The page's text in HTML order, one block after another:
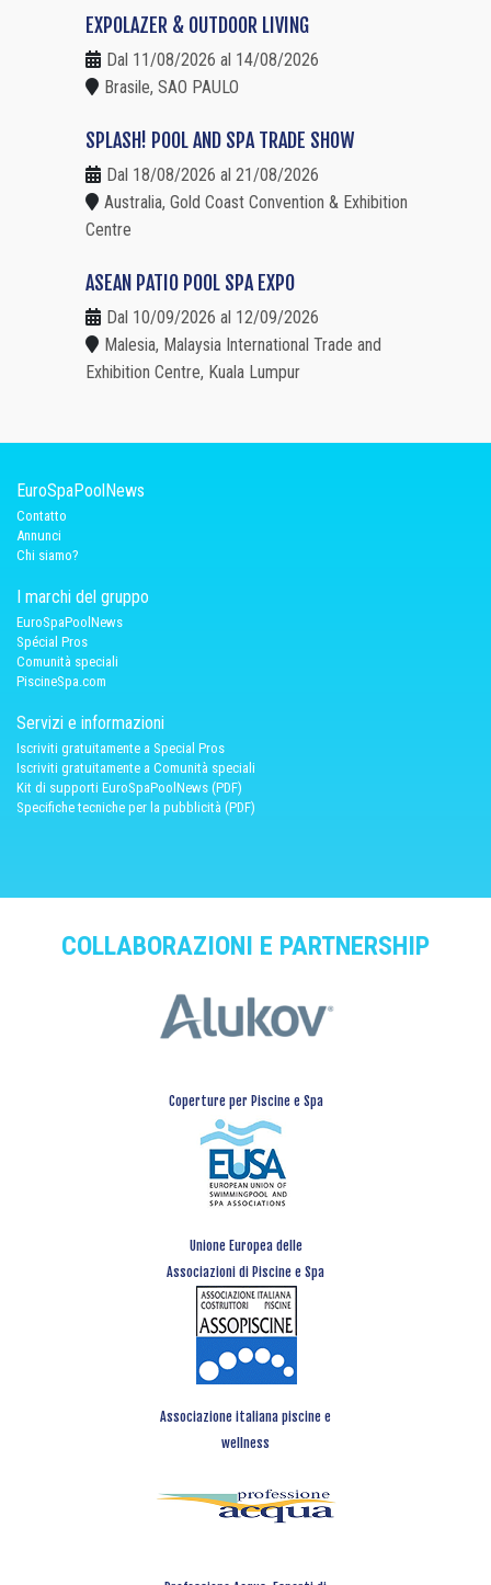
EXPOLAZER & OUTDOOR LIVING
Dal 11/08/2026 al 14/08/2026
Brasile, SAO PAULO
SPLASH! POOL AND SPA TRADE SHOW
Dal 18/08/2026 al 21/08/2026
Australia, Gold Coast Convention & Exhibition
Centre
ASEAN PATIO POOL SPA EXPO
Dal 10/09/2026 al 12/09/2026
Malesia, Malaysia International Trade and
Exhibition Centre, Kuala Lumpur
EuroSpaPoolNews
Contatto
Annunci
Chi siamo?
I marchi del gruppo
EuroSpaPoolNews
Spécial Pros
Comunità speciali
PiscineSpa.com
Servizi e informazioni
Iscriviti gratuitamente a Special Pros
Iscriviti gratuitamente a Comunità speciali
Kit di supporti EuroSpaPoolNews (PDF)
Specifiche tecniche per la pubblicità (PDF)
COLLABORAZIONI E PARTNERSHIP
Coperture per Piscine e Spa
Unione Europea delle
Associazioni di Piscine e Spa
Associazione italiana piscine e
wellness